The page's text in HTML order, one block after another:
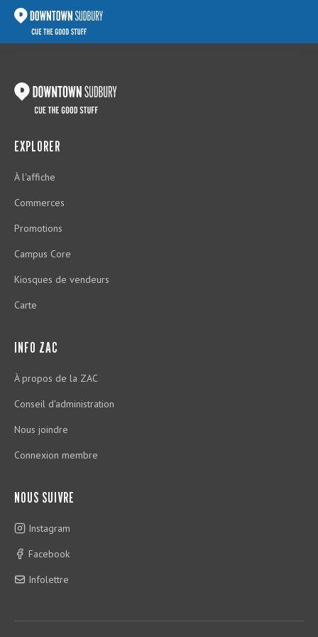
EXPLORER
À l'affiche
Commerces
Promotions
Campus Core
Kiosques de vendeurs
Carte
INFO ZAC
À propos de la ZAC
Conseil d'administration
Nous joindre
Connexion membre
NOUS SUIVRE
Instagram
Facebook
Infolettre